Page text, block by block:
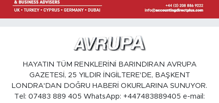
HAYATIN TÜM RENKLERİNİ BARINDIRAN AVRUPA
GAZETESİ, 25 YILDIR İNGİLTERE'DE, BAŞKENT
LONDRA'DAN DOĞRU HABERİ OKURLARINA SUNUYOR.
Tel: 07483 889 405 WhatsApp: +447483889405 e-mail: